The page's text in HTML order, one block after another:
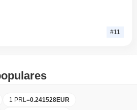
#11
1 PRL=0.241528EUR